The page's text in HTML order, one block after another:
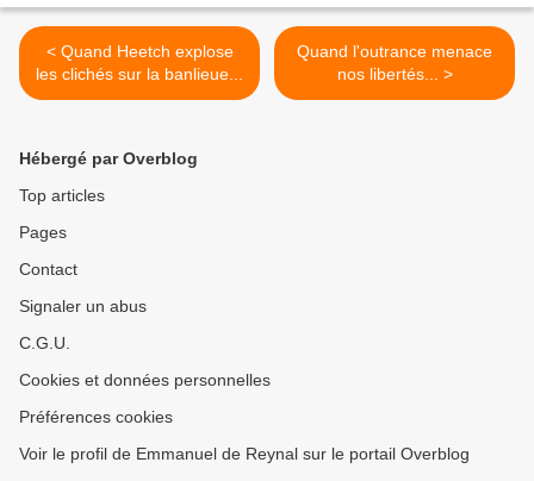
< Quand Heetch explose
les clichés sur la banlieue...
Quand l'outrance menace
nos libertés... >
Hébergé par Overblog
Top articles
Pages
Contact
Signaler un abus
C.G.U.
Cookies et données personnelles
Préférences cookies
Voir le profil de Emmanuel de Reynal sur le portail Overblog